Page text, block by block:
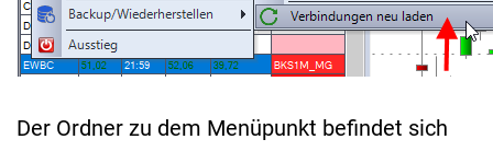
Der Ordner zu dem Menüpunkt befindet sich